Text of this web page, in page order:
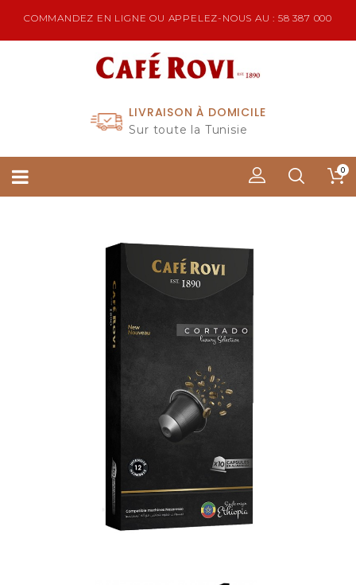
COMMANDEZ EN LIGNE OU APPELEZ-NOUS AU : 58 387 000
LIVRAISON À DOMICILE
Sur toute la Tunisie
0